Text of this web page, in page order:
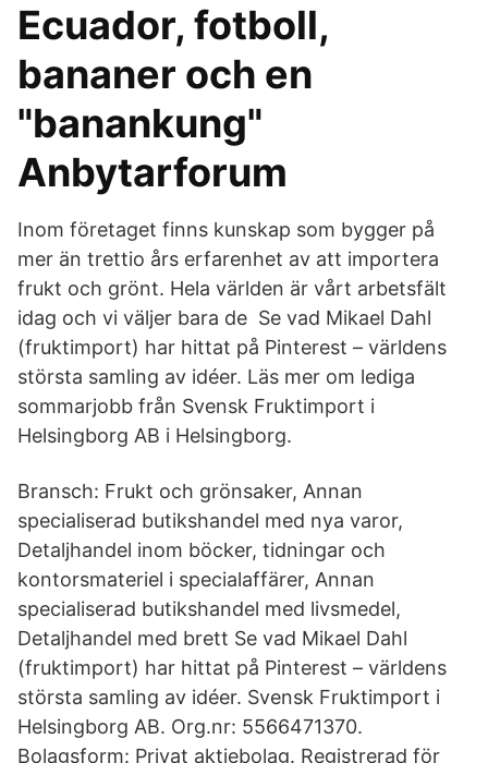
Ecuador, fotboll,
bananer och en
"banankung"
Anbytarforum
Inom företaget finns kunskap som bygger på
mer än trettio års erfarenhet av att importera
frukt och grönt. Hela världen är vårt arbetsfält
idag och vi väljer bara de Se vad Mikael Dahl
(fruktimport) har hittat på Pinterest – världens
största samling av idéer. Läs mer om lediga
sommarjobb från Svensk Fruktimport i
Helsingborg AB i Helsingborg.
Bransch: Frukt och grönsaker, Annan
specialiserad butikshandel med nya varor,
Detaljhandel inom böcker, tidningar och
kontorsmateriel i specialaffärer, Annan
specialiserad butikshandel med livsmedel,
Detaljhandel med brett Se vad Mikael Dahl
(fruktimport) har hittat på Pinterest – världens
största samling av idéer. Svensk Fruktimport i
Helsingborg AB. Org.nr: 5566471370.
Bolagsform: Privat aktiebolag. Registrerad för